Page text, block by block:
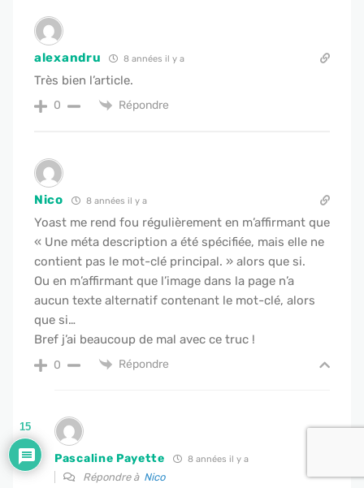
alexandru 8 années il y a
Très bien l’article.
0 Répondre
Nico 8 années il y a
Yoast me rend fou régulièrement en m’affirmant que
« Une méta description a été spécifiée, mais elle ne
contient pas le mot-clé principal. » alors que si.
Ou en m’affirmant que l’image dans la page n’a
aucun texte alternatif contenant le mot-clé, alors
que si…
Bref j’ai beaucoup de mal avec ce truc !
0 Répondre
Pascaline Payette 8 années il y a
Répondre à Nico
15